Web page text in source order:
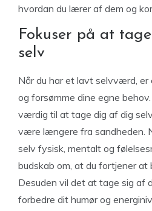
hvordan du lærer af dem og
Fokuser på at
selv
Når du har et lavt selvværd,
og forsømme dine egne
værdig til at tage dig af dig
være længere fra sandheden.
selv fysisk, mentalt og
budskab om, at du fortjener at
Desuden vil det at tage sig af
forbedre dit humør og